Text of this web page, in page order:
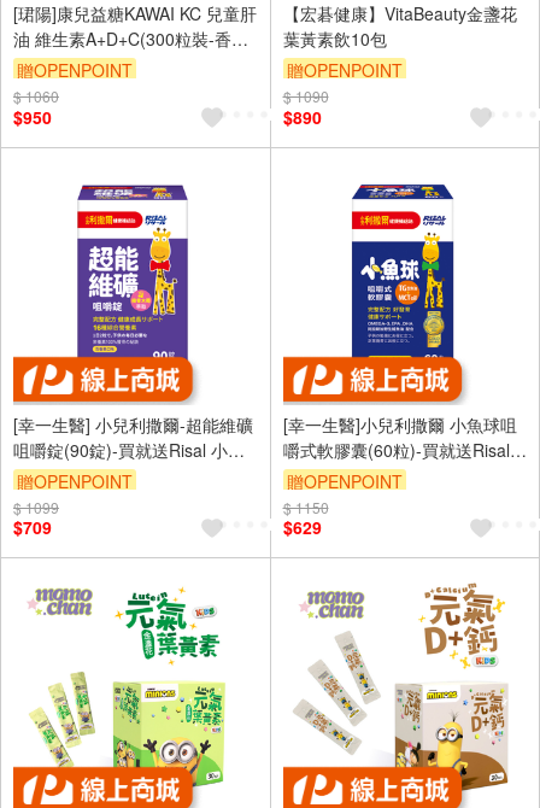
[珺陽]康兒益糖KAWAI KC 兒童肝
油 維生素A+D+C(300粒裝-香橙
風味)
贈OPENPOINT
$ 1060
$950
【宏碁健康】VitaBeauty金盞花
葉黃素飲10包
贈OPENPOINT
$ 1090
$890
[幸一生醫] 小兒利撒爾-超能維礦
咀嚼錠(90錠)-買就送Risal 小兒
利撒爾長頸鹿酒精瓶
贈OPENPOINT
$ 1099
$709
[幸一生醫]小兒利撒爾 小魚球咀
嚼式軟膠囊(60粒)-買就送Risal
小兒利撒爾長頸鹿酒精瓶
贈OPENPOINT
$ 1150
$629